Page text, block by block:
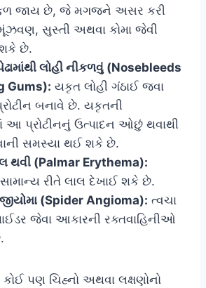
જાય છે, જે મગજને અસર કરી
સુસ્તી અથવા કોમા જેવી
શકે છે.
લોહી નીકળવું (Nosebleeds
Gums): યકૃત લોહી ગંઠાઈ જવા
બનાવે છે. યકૃતની
પ્રોટીનનું ઉત્પાદન ઓછું થવાથી
સમસ્યા થઈ શકે છે.
થવી (Palmar Erythema):
રીતે લાલ દેખાઈ શકે છે.
(Spider Angioma): ત્વચા
જેવા આકારની રક્તવાહિનીઓ
પણ ચિહ્નો અથવા લક્ષણોનો